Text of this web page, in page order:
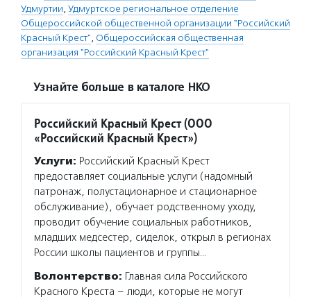
Удмуртии, Удмуртское региональное отделение
Общероссийской общественной организации "Российский
Красный Крест", Общероссийская общественная
организация "Российский Красный Крест"
Узнайте больше в каталоге НКО
Российский Красный Крест (ООО
«Российский Красный Крест»)
Услуги: Российский Красный Крест
предоставляет социальные услуги (надомный
патронаж, полустационарное и стационарное
обслуживание), обучает родственному уходу,
проводит обучение социальных работников,
младших медсестер, сиделок, открыл в регионах
России школы пациентов и группы…
Волонтерство: Главная сила Российского
Красного Креста – люди, которые не могут